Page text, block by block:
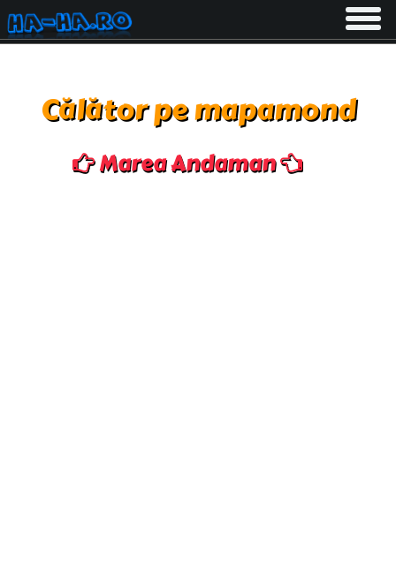
Toggle
Călător pe mapamond
Marea Andaman